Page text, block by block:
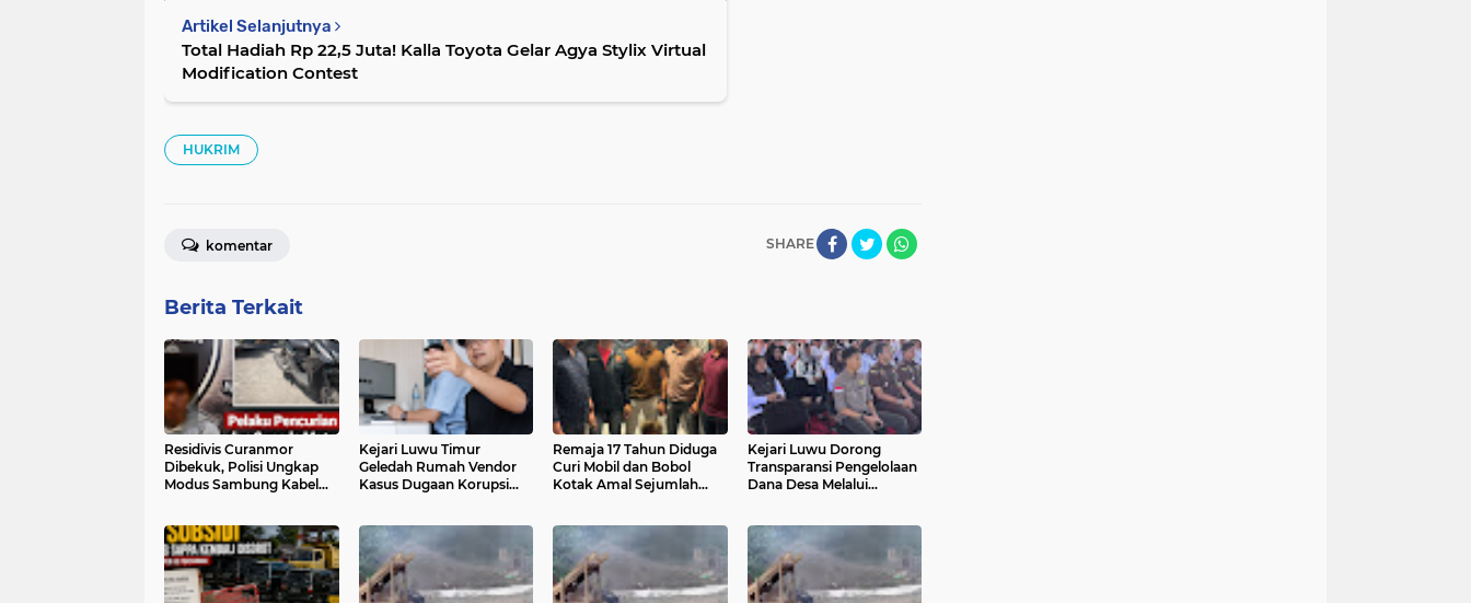
Artikel Selanjutnya
Total Hadiah Rp 22,5 Juta! Kalla Toyota Gelar Agya Stylix Virtual
Modification Contest
HUKRIM
SHARE
komentar
Berita Terkait
Residivis Curanmor
Dibekuk, Polisi Ungkap
Modus Sambung Kabel
Kejari Luwu Timur
Geledah Rumah Vendor
Kasus Dugaan Korupsi
Remaja 17 Tahun Diduga
Curi Mobil dan Bobol
Kotak Amal Sejumlah
Kejari Luwu Dorong
Transparansi Pengelolaan
Dana Desa Melalui